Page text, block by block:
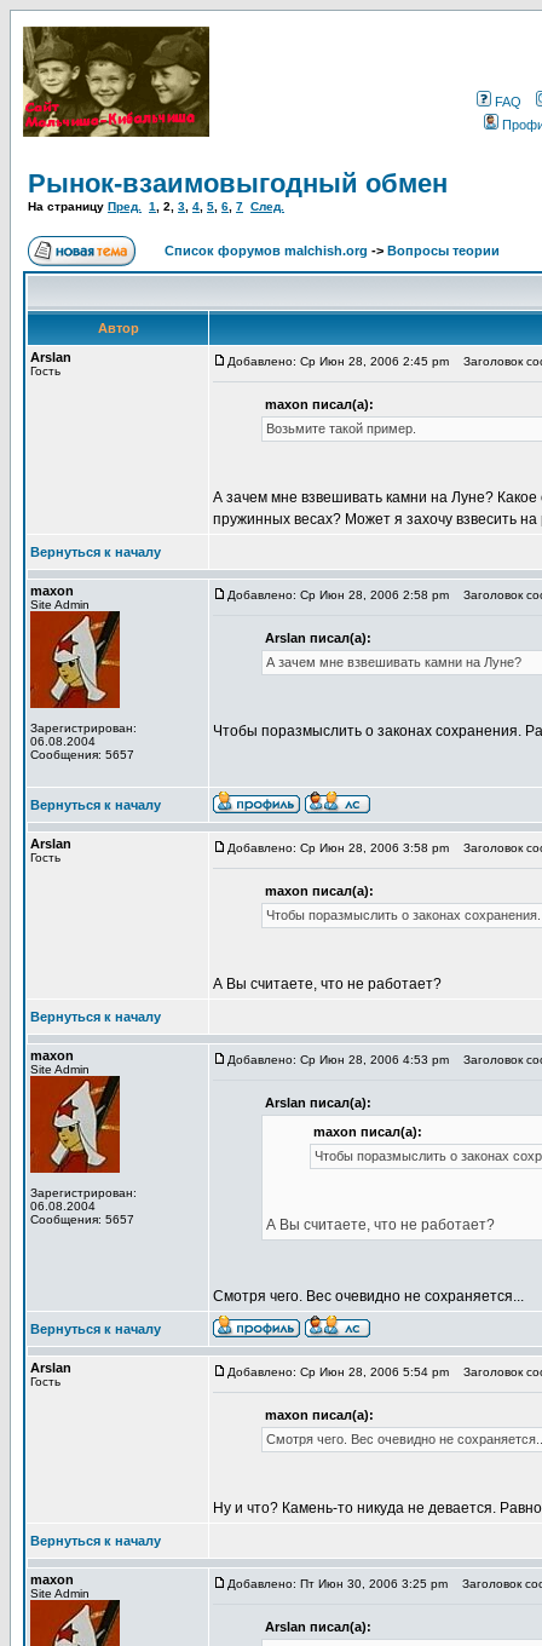
FAQ
Рынок-взаимовыгодный обмен
На страницу Пред. 1 2 3 4 5 6 7 След.
Список форумов malchish.org -> Вопросы теории
Автор
Arslan
Гость
Добавлено: Ср Июн 28, 2006 2:45 pm Заголовок
maxon писал(а):
Возьмите такой пример.
А зачем мне взвешивать камни на Луне?
пружинных весах? Может я захочу взвесить
Вернуться к началу
maxon
Site Admin
Зарегистрирован:
06.08.2004
Сообщения: 5657
Добавлено: Ср Июн 28, 2006 2:58 pm Заголовок
Arslan писал(а):
А зачем мне взвешивать камни на Луне?
Чтобы поразмыслить о законах сохранения.
Вернуться к началу
Arslan
Гость
Добавлено: Ср Июн 28, 2006 3:58 pm Заголовок
maxon писал(а):
Чтобы поразмыслить о законах
А Вы считаете, что не работает?
Вернуться к началу
maxon
Site Admin
Зарегистрирован:
06.08.2004
Сообщения: 5657
Добавлено: Ср Июн 28, 2006 4:53 pm Заголовок
Arslan писал(а):
maxon писал(а):
Чтобы поразмыслить о законах
А Вы считаете, что не работает?
Смотря чего. Вес очевидно не сохраняется...
Вернуться к началу
Arslan
Гость
Добавлено: Ср Июн 28, 2006 5:54 pm Заголовок
maxon писал(а):
Смотря чего. Вес очевидно не
Ну и что? Камень-то никуда не девается.
Вернуться к началу
maxon
Site Admin
Добавлено: Пт Июн 30, 2006 3:25 pm Заголовок
Arslan писал(а):